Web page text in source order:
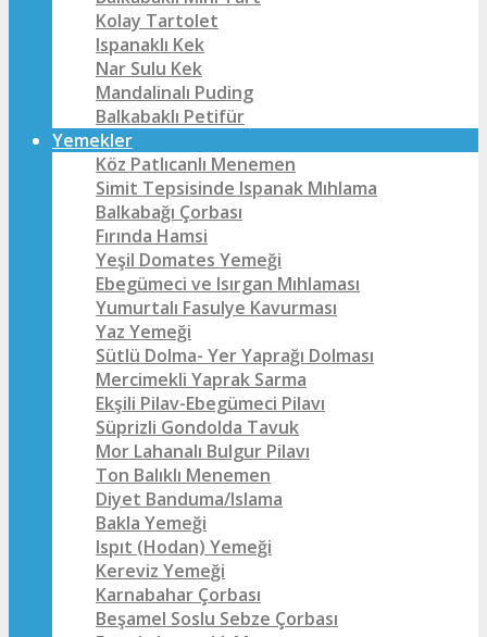
Kolay Tartolet
Ispanaklı Kek
Nar Sulu Kek
Mandalinalı Puding
Balkabaklı Petifür
Yemekler
Köz Patlıcanlı Menemen
Simit Tepsisinde Ispanak Mıhlama
Balkabağı Çorbası
Fırında Hamsi
Yeşil Domates Yemeği
Ebegümeci ve Isırgan Mıhlaması
Yumurtalı Fasulye Kavurması
Yaz Yemeği
Sütlü Dolma- Yer Yaprağı Dolması
Mercimekli Yaprak Sarma
Ekşili Pilav-Ebegümeci Pilavı
Süprizli Gondolda Tavuk
Mor Lahanalı Bulgur Pilavı
Ton Balıklı Menemen
Diyet Banduma/Islama
Bakla Yemeği
Ispıt (Hodan) Yemeği
Kereviz Yemeği
Karnabahar Çorbası
Beşamel Soslu Sebze Çorbası